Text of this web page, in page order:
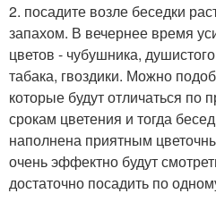
2. посадите возле беседки
запахом. В вечернее время
цветов - чубушника,
табака, гвоздики. Можно
которые будут отличаться по
срокам цветения и тогда
наполнена приятным
очень эффектно будут
достаточно посадить по